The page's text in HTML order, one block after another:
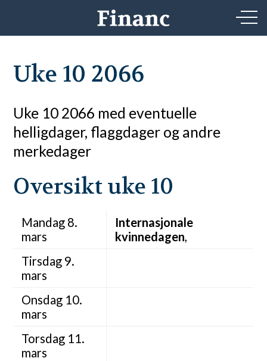
Uke 10 2066
Uke 10 2066 med eventuelle
helligdager, flaggdager og andre
merkedager
Oversikt uke 10
Mandag 8.
mars
Internasjonale
kvinnedagen,
Tirsdag 9.
mars
Onsdag 10.
mars
Torsdag 11.
mars